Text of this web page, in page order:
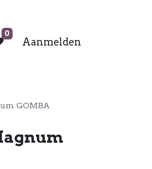
0
Aanmelden
GOMBA